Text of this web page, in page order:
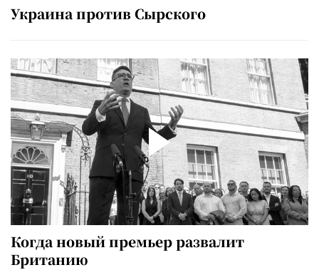
Украина против Сырского
Когда новый премьер развалит
Британию